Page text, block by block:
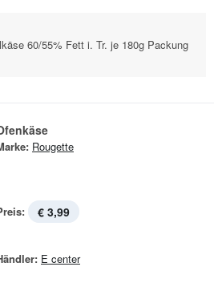
60/55% Fett i. Tr. je 180g Packung
Rougette
€ 3,99
E center